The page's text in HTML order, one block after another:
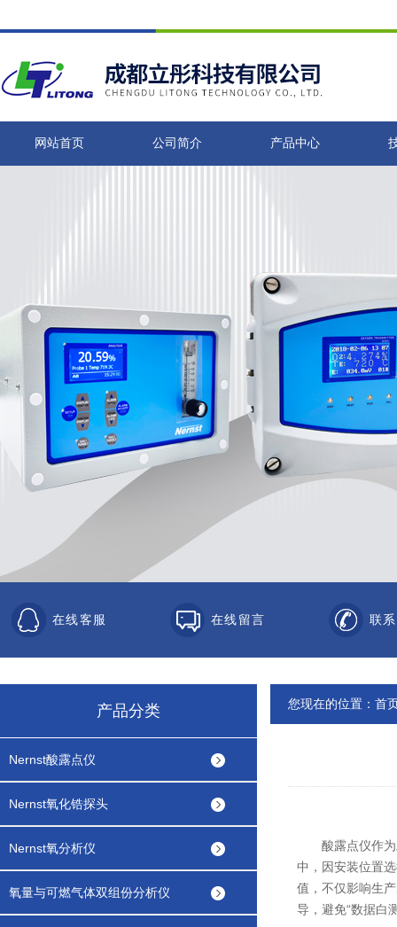
网站首页 公司简介 产品中心
在线客服 在线留言 联
产品分类
Nernst酸露点仪
Nernst氧化锆探头
Nernst氧分析仪
氧量与可燃气体双组份分析仪
您现在的位置： 首
酸露点仪作为
中，因安装位置
值，不仅影响生
导，避免“数据白